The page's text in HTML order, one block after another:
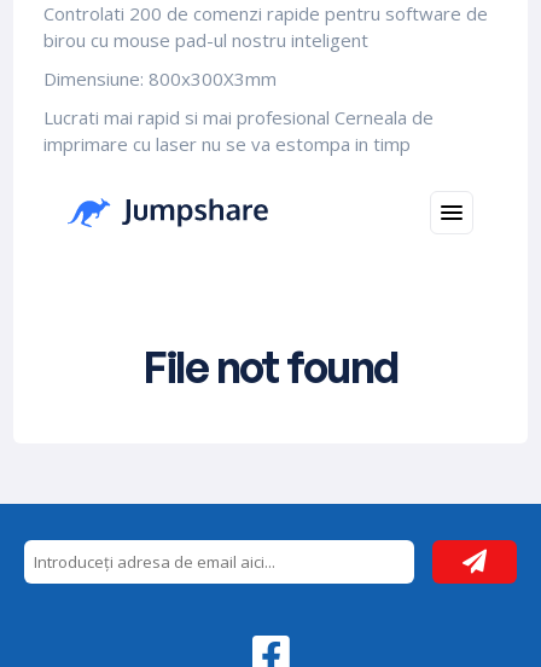
Controlati 200 de comenzi rapide pentru software de
birou cu mouse pad-ul nostru inteligent
Dimensiune: 800x300X3mm
Lucrati mai rapid si mai profesional Cerneala de
imprimare cu laser nu se va estompa in timp